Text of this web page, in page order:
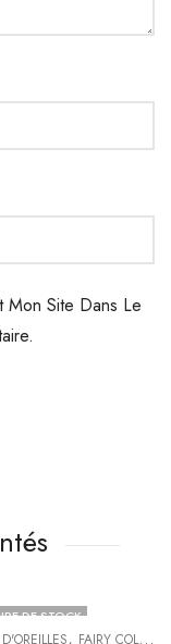
Mon Site Dans Le
DE STOCK
, FAIRY COLLECTION